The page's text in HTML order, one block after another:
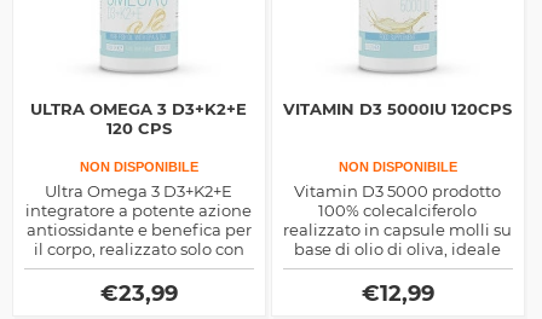
ULTRA OMEGA 3 D3+K2+E
120 CPS
NON DISPONIBILE
Ultra Omega 3 D3+K2+E
integratore a potente azione
antiossidante e benefica per
il corpo, realizzato solo con
nutrienti essenziali, utile
anche per la densità ossea e
non solo
€23,99
VITAMIN D3 5000IU 120CPS
NON DISPONIBILE
Vitamin D3 5000 prodotto
100% colecalciferolo
realizzato in capsule molli su
base di olio di oliva, ideale
come aiuto per assorbire il
calcio, come
immunostimolante e di
€12,99